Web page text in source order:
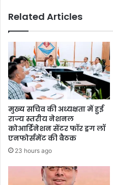
Related Articles
मुख्य सचिव की अध्यक्षता में हुई
राज्य स्तरीय नेशनल
कोआर्डिनेशन सेंटर फॉर ड्रग लॉ
एनफोर्समेंट की बैठक
23 hours ago